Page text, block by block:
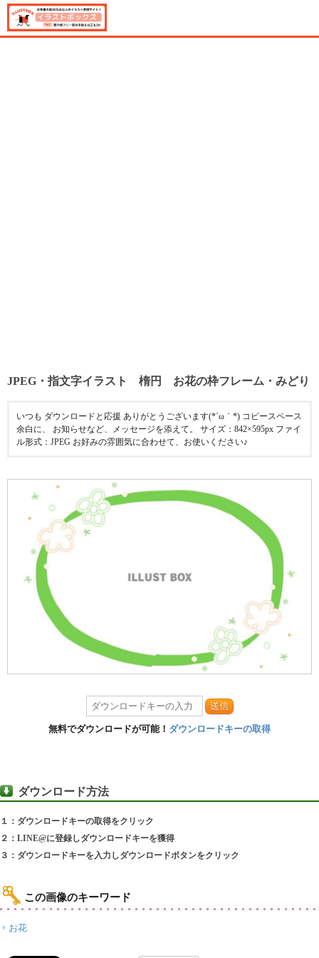
JPEG・指文字イラスト 楕円 お花の枠フレーム・みどり
いつも ダウンロードと応援 ありがとうございます(*´ω｀*) コピースペース
余白に、 お知らせなど、メッセージを添えて。 サイズ：842×595px ファイ
ル形式：JPEG お好みの雰囲気に合わせて、お使いください♪
送信
無料でダウンロードが可能！ ダウンロードキーの取得
ダウンロード方法
１：ダウンロードキーの取得をクリック
２：LINE@に登録しダウンロードキーを獲得
３：ダウンロードキーを入力しダウンロードボタンをクリック
この画像のキーワード
お花